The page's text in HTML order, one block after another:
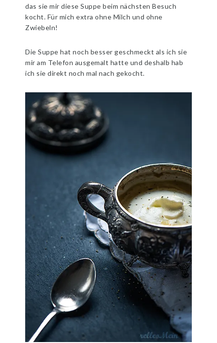
das sie mir diese Suppe beim nächsten Besuch
kocht. Für mich extra ohne Milch und ohne
Zwiebeln!
Die Suppe hat noch besser geschmeckt als ich sie
mir am Telefon ausgemalt hatte und deshalb hab
ich sie direkt noch mal nach gekocht.